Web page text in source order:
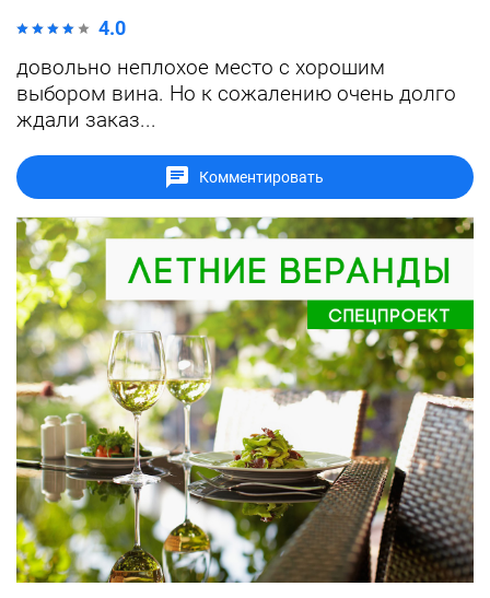
4.0
довольно неплохое место с хорошим
выбором вина. Но к сожалению очень долго
ждали заказ...
Комментировать